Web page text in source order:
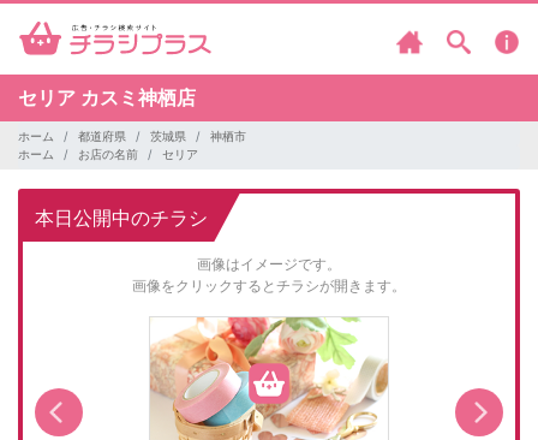
セリア カスミ神栖店
ホーム 都道府県 茨城県
神栖市
ホーム
お店の名前 セリア
本日公開中のチラシ
画像はイメージです。
画像をクリックするとチラシが開きます。